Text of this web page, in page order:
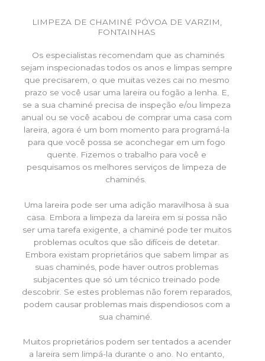
LIMPEZA DE CHAMINÉ PÓVOA DE VARZIM,
FONTAINHAS
Os especialistas recomendam que as chaminés
sejam inspecionadas todos os anos e limpas sempre
que precisarem, o que muitas vezes cai no mesmo
prazo se você usar uma lareira ou fogão a lenha. E,
se a sua chaminé precisa de inspeção e/ou limpeza
anual ou se você acabou de comprar uma casa com
lareira, agora é um bom momento para programá-la
para que você possa se aconchegar em um fogo
quente. Fizemos o trabalho para você e
pesquisamos os melhores serviços de limpeza de
chaminés.
Uma lareira pode ser uma adição maravilhosa à sua
casa. Embora a limpeza da lareira em si possa não
ser uma tarefa exigente, a chaminé pode ter muitos
problemas ocultos que são difíceis de detetar.
Embora existam proprietários que sabem limpar as
suas chaminés, pode haver outros problemas
subjacentes que só um técnico treinado pode
descobrir. Se estes problemas não forem reparados,
podem causar problemas mais dispendiosos com a
sua chaminé.
Muitos proprietários podem ser tentados a acender
a lareira sem limpá-la durante o ano. No entanto,